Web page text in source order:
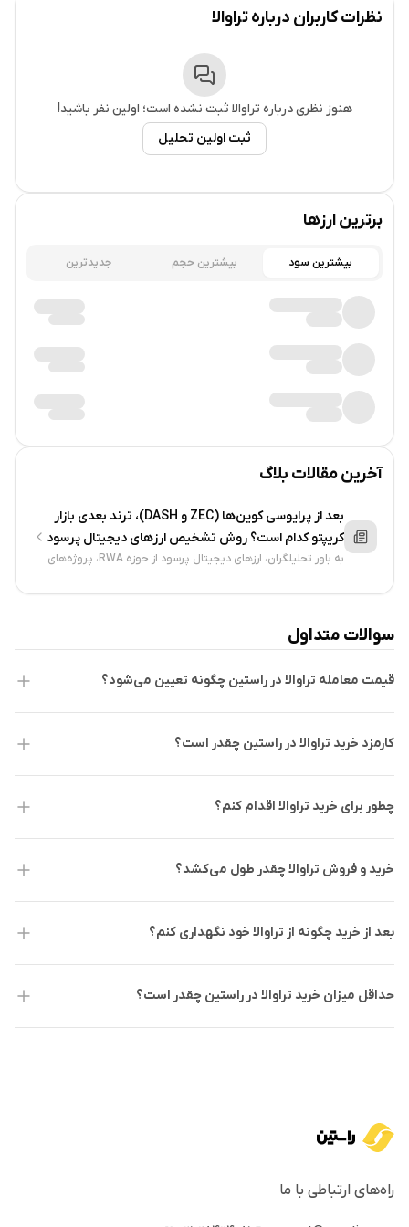
سریع تراکنش‌ها میان ارزهای دیجیتال و پول فیات مناسب است.
مقایسه کنند و سپس با استفاده از ارزهای دیجیتال برای آنها
پرداخت کنند. هتل‌ها نیز می‌توانند درآمد خود را به صورت پول فیات
دریافت کنند تا از نوسانات قیمت ارزهای دیجیتال مصون بمانند. در
تاریخچه و بنیان‌گذاران
تراوالا پس از یک عرضه اولیه سکه (ICO) در آوریل ۲۰۱۸ که حدود
۲.۶ میلیون دلار جمع‌آوری کرد؛ در جولای ۲۰۱۸ راه‌اندازی شد. این
پلتفرم که ابتدا با نام Concierge شناخته می‌شد، هدف داشت تا از
فناوری بلاک‌چین برای ایجاد یک سیستم رزرو مسافرتی ارزان‌تر و
شفاف‌تر استفاده کند. تیم تراوالا شامل استیو هیپ‌ول (بنیان‌گذار و
رئیس عملیات) و متیو لوپز (مدیر ارشد مالی و اجرایی) است که در
کنار مشاوران متخصص در زمینه صنعت مسافرت و بلاک‌چین قرار
دارند.
فناوری و ویژگی‌ها
تراوالا از بیش از ۴۰ ارز دیجیتال مختلف، از جمله بیت‌کوین،
لایت‌کوین، زی‌کش، BNB، دوج‌کوین و دیگر ارزها پشتیبانی می‌کند.
دیجیتال استفاده کنند. علاوه بر این، با استفاده از توکن AVA، کاربران
می‌توانند از برنامه‌های وفاداری و تخفیف‌های ویژه بهره‌مند
شوند.هدف اصلی تراوالا اصلاح برخی مشکلات موجود در پلتفرم‌های
مسافرتی فعلی است که عمدتا شامل هزینه‌های پنهان و ناپایداری
پذیرش پرداخت‌های رمزارزی:
تراوالا می‌خواهد پرداخت‌های
رمزارزی را به یک گزینه رایج در صنعت سفر تبدیل کند. پس
از آنکه Expedia پشتیبانی از بیت‌کوین را در سال ۲۰۱۸
راه‌اندازی شد و اکنون از پرداخت‌های فیات و رمزارزی به طور
قیمت‌های ارزان‌تر:تراوالا خود را به عنوان یک گزینه ارزان‌تر
در صنعت سفر معرفی می‌کند. این پلتفرم وعده می‌دهد که
که هیچ هزینه پنهانی ندارد و تمام هزینه‌ها به صورت شفاف
نظرات کاربران دربارهتراوالا
هنوز نظری درباره تراوالا ثبت نشده است؛ اولین نفر باشید!
ثبت اولین تحلیل
برترین ارزها
بیشترین سود بیشترین حجم جدیدترین
آخرین مقالات بلاگ
بعد از پرایوسی کوین‌ها (ZEC و DASH)، ترند بعدی بازار
کریپتو کدام است؟ روش تشخیص ارزهای دیجیتال پرسود
به باور تحلیلگران، ارزهای دیجیتال پرسود از حوزه RWA، پروژه‌های
خواهند بود....
سوالات متداول
قیمت معامله تراوالا در راستین چگونه تعیین می‌شود؟
کارمزد خرید تراوالا در راستین چقدر است؟
چطور برای خرید تراوالا اقدام کنم؟
خرید و فروش تراوالا چقدر طول می‌کشد؟
بعد از خرید چگونه از تراوالا خود نگهداری کنم؟
حداقل میزان خرید تراوالا در راستین چقدر است؟
راه‌های ارتباطی با ما